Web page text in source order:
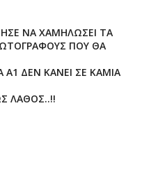
ΝΑ ΧΑΜΗΛΩΣΕΙ ΤΑ
ΠΟΥ ΘΑ
ΔΕΝ ΚΑΝΕΙ ΣΕ ΚΑΜΙΑ
ΛΑΘΟΣ..!!